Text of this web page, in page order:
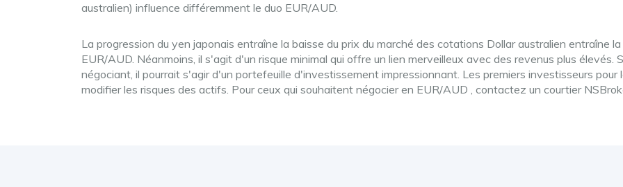
australien) influence différemment le duo EUR/AUD.
La progression du yen japonais entraîne la baisse du prix du marché des cotations Dollar australien entraîne
EUR/AUD. Néanmoins, il s'agit d'un risque minimal qui offre un lien merveilleux avec des revenus plus
négociant, il pourrait s'agir d'un portefeuille d'investissement impressionnant. Les premiers investisseurs
modifier les risques des actifs. Pour ceux qui souhaitent négocier en EUR/AUD , contactez un courtier